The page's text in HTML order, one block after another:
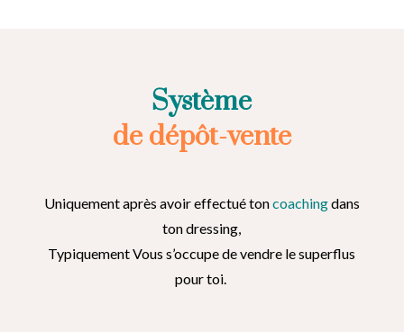
Système
de dépôt-vente
Uniquement après avoir effectué toncoachingdans
ton dressing,
Typiquement Vous s’occupe de vendre le superflus
pour toi.